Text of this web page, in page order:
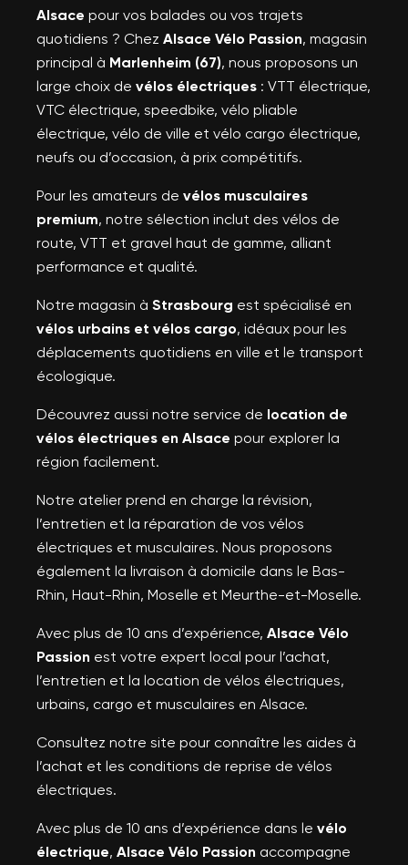
Alsace pour vos balades ou vos trajets
quotidiens ? Chez Alsace Vélo Passion, magasin
principal à Marlenheim (67), nous proposons un
large choix de vélos électriques : VTT électrique,
VTC électrique, speedbike, vélo pliable
électrique, vélo de ville et vélo cargo électrique,
neufs ou d’occasion, à prix compétitifs.
Pour les amateurs de vélos musculaires
premium, notre sélection inclut des vélos de
route, VTT et gravel haut de gamme, alliant
performance et qualité.
Notre magasin à Strasbourg est spécialisé en
vélos urbains et vélos cargo, idéaux pour les
déplacements quotidiens en ville et le transport
écologique.
Découvrez aussi notre service de location de
vélos électriques en Alsace pour explorer la
région facilement.
Notre atelier prend en charge la révision,
l’entretien et la réparation de vos vélos
électriques et musculaires. Nous proposons
également la livraison à domicile dans le Bas-
Rhin, Haut-Rhin, Moselle et Meurthe-et-Moselle.
Avec plus de 10 ans d’expérience, Alsace Vélo
Passion est votre expert local pour l’achat,
l’entretien et la location de vélos électriques,
urbains, cargo et musculaires en Alsace.
Consultez notre site pour connaître les aides à
l’achat et les conditions de reprise de vélos
électriques.
Avec plus de 10 ans d’expérience dans le vélo
électrique, Alsace Vélo Passion accompagne